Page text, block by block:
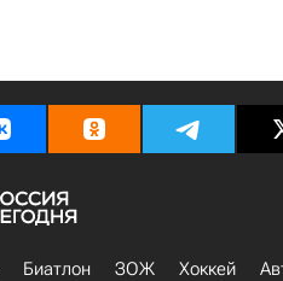
Биатлон ЗОЖ Хоккей